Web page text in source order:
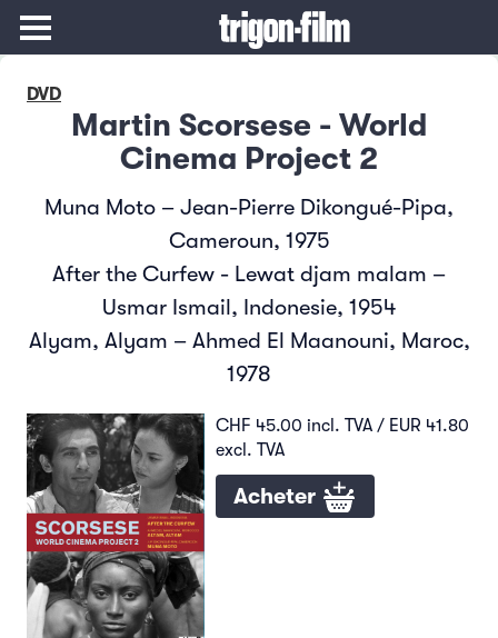
DVD
Martin Scorsese - World
Cinema Project 2
Muna Moto – Jean-Pierre Dikongué-Pipa,
Cameroun, 1975
After the Curfew - Lewat djam malam –
Usmar Ismail, Indonesie, 1954
Alyam, Alyam – Ahmed El Maanouni, Maroc,
1978
CHF 45.00 incl. TVA / EUR 41.80
excl. TVA
Acheter